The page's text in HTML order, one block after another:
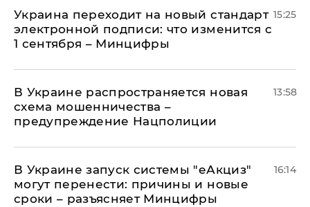
Украина переходит на новый стандарт
электронной подписи: что изменится с
1 сентября – Минцифры
15:25
В Украине распространяется новая
схема мошенничества –
предупреждение Нацполиции
13:58
В Украине запуск системы "еАкциз"
могут перенести: причины и новые
сроки – разъясняет Минцифры
16:14